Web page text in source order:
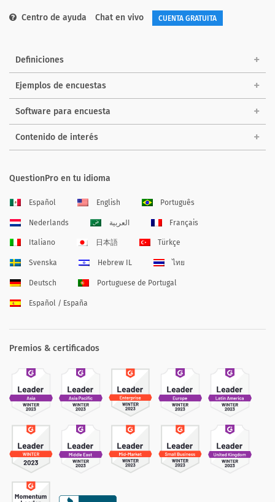
Centro de ayuda Chat en vivo CUENTA GRATUITA
Definiciones
Ejemplos de encuestas
Software para encuesta
Contenido de interés
QuestionPro en tu idioma
Español English Português
Nederlands العربية Français
Italiano 日本語 Türkçe
Svenska Hebrew IL ไทย
Deutsch Portuguese de Portugal
Español / España
Premios & certificados